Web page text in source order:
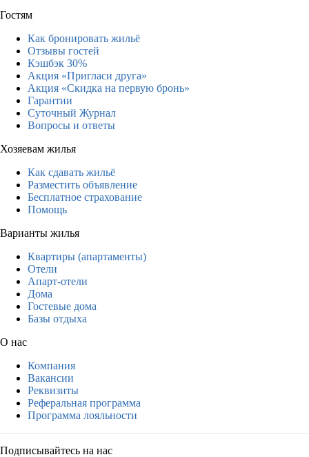
Гостям
Как бронировать жильё
Отзывы гостей
Кэшбэк 30%
Акция «Пригласи друга»
Акция «Скидка на первую бронь»
Гарантии
Суточный Журнал
Вопросы и ответы
Хозяевам жилья
Как сдавать жильё
Разместить объявление
Бесплатное страхование
Помощь
Варианты жилья
Квартиры (апартаменты)
Отели
Апарт-отели
Дома
Гостевые дома
Базы отдыха
О нас
Компания
Вакансии
Реквизиты
Реферальная программа
Программа лояльности
Подписывайтесь на нас